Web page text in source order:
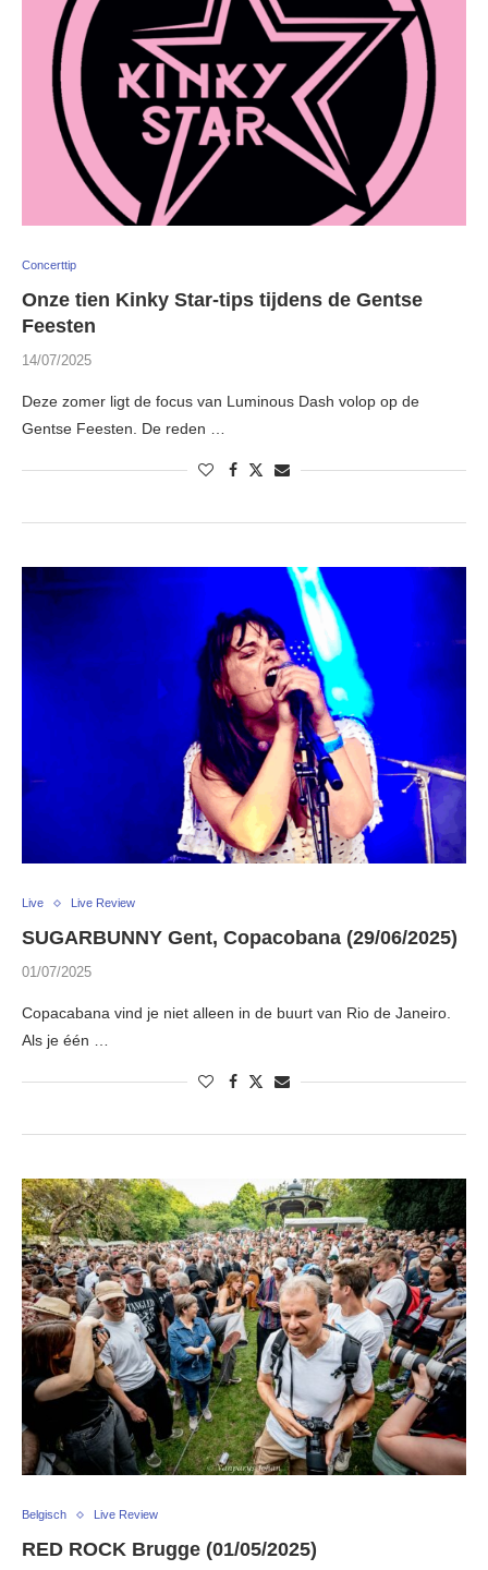
Concerttip
Onze tien Kinky Star-tips tijdens de Gentse
Feesten
14/07/2025
Deze zomer ligt de focus van Luminous Dash volop op de
Gentse Feesten. De reden …
Live Live Review
SUGARBUNNY Gent, Copacobana (29/06/2025)
01/07/2025
Copacabana vind je niet alleen in de buurt van Rio de Janeiro.
Als je één …
Belgisch Live Review
RED ROCK Brugge (01/05/2025)